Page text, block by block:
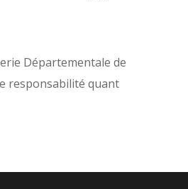
Départementale de
responsabilité quant